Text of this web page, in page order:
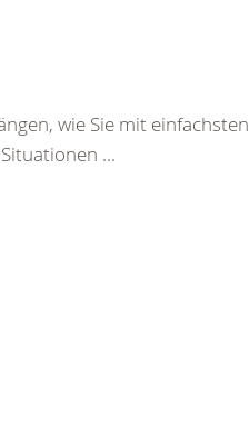
wie Sie mit einfachsten
...